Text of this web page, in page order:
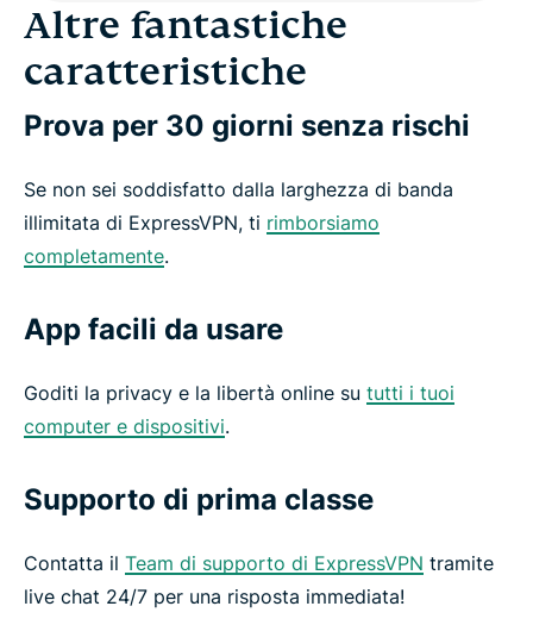
Altre fantastiche
caratteristiche
Prova per 30 giorni senza rischi
Se non sei soddisfatto dalla larghezza di banda
illimitata di ExpressVPN, ti rimborsiamo
completamente.
App facili da usare
Goditi la privacy e la libertà online su tutti i tuoi
computer e dispositivi.
Supporto di prima classe
Contatta il Team di supporto di ExpressVPN tramite
live chat 24/7 per una risposta immediata!